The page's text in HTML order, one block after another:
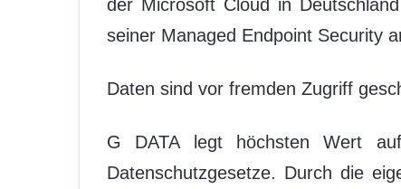
der Microsoft Cloud in
seiner Managed Endpoint Security
Daten sind vor fremden Zugriff
G DATA legt höchsten Wert
Datenschutzgesetze. Durch die